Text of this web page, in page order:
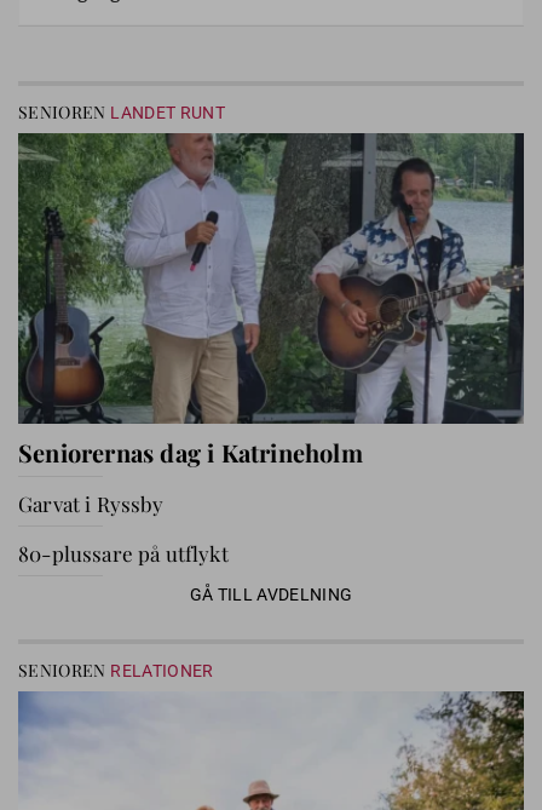
SENIOREN LANDET RUNT
Seniorernas dag i Katrineholm
Garvat i Ryssby
80-plussare på utflykt
GÅ TILL AVDELNING
SENIOREN RELATIONER